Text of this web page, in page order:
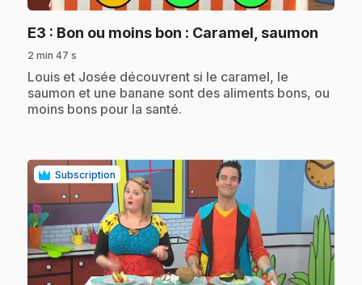
E3 : Bon ou moins bon : Caramel, saumon
2 min 47 s
.Louis et Josée découvrent si le caramel, le
saumon et une banane sont des aliments bons, ou
moins bons pour la santé.
Subscription